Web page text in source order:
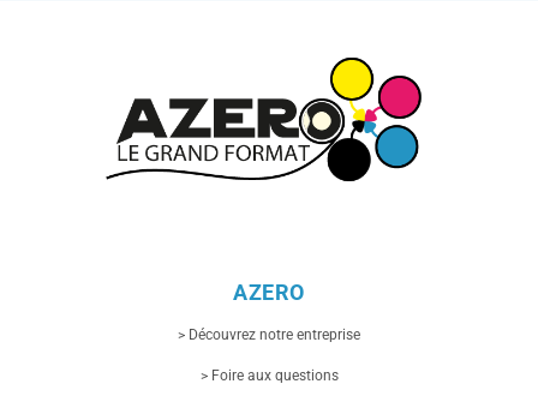
AZERO
> Découvrez notre entreprise
> Foire aux questions